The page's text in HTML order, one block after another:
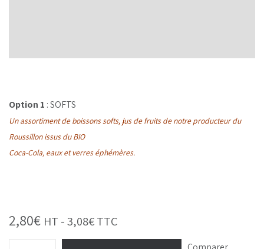
Option 1 : SOFTS
Un assortiment de boissons softs, jus de fruits de notre producteur du
Roussillon issus du BIO
Coca-Cola, eaux et verres éphémères.
2,80€ HT -3,08€TTC